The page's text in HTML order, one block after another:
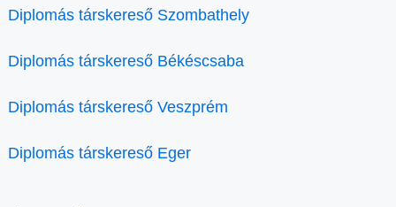
Diplomás társkereső Szombathely
Diplomás társkereső Békéscsaba
Diplomás társkereső Veszprém
Diplomás társkereső Eger